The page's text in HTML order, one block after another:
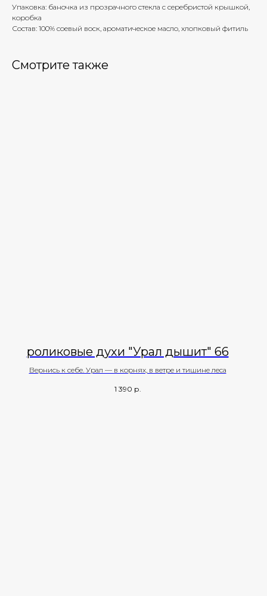
Упаковка: баночка из прозрачного стекла с серебристой крышкой,
коробка
Состав: 100% соевый воск, ароматическое масло, хлопковый фитиль
Смотрите также
роликовые духи "Урал дышит" 66
Вернись к себе. Урал — в корнях, в ветре и тишине леса
1 390 р.